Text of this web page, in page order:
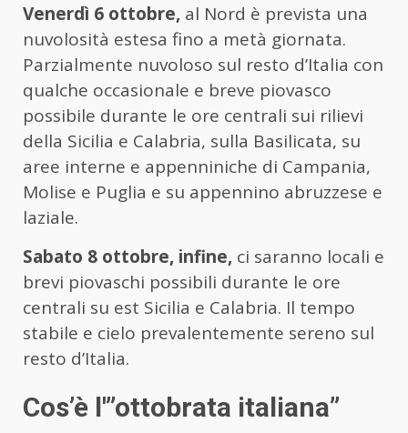
Venerdì 6 ottobre, al Nord è prevista una
nuvolosità estesa fino a metà giornata.
Parzialmente nuvoloso sul resto d’Italia con
qualche occasionale e breve piovasco
possibile durante le ore centrali sui rilievi
della Sicilia e Calabria, sulla Basilicata, su
aree interne e appenniniche di Campania,
Molise e Puglia e su appennino abruzzese e
laziale.
Sabato 8 ottobre, infine, ci saranno locali e
brevi piovaschi possibili durante le ore
centrali su est Sicilia e Calabria. Il tempo
stabile e cielo prevalentemente sereno sul
resto d’Italia.
Cos’è l'”ottobrata italiana”